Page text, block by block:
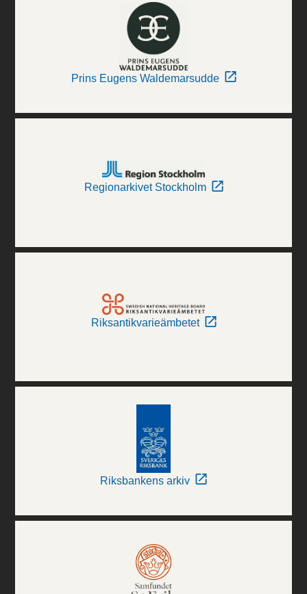
Prins Eugens Waldemarsudde
Regionarkivet Stockholm
Riksantikvarieämbetet
Riksbankens arkiv